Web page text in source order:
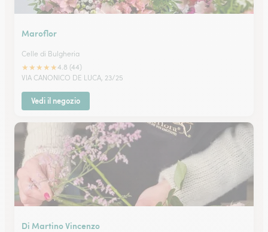
Maroflor
Celle di Bulgheria
★★★★★4.8 (44)
VIA CANONICO DE LUCA, 23/25
Vedi il negozio
Di Martino Vincenzo